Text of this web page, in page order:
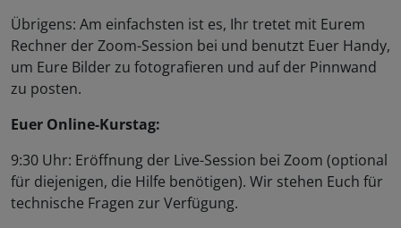
Übrigens: Am einfachsten ist es, Ihr tretet mit Eurem
Rechner der Zoom-Session bei und benutzt Euer Handy,
um Eure Bilder zu fotografieren und auf der Pinnwand
zu posten.
Euer Online-Kurstag:
9:30 Uhr: Eröffnung der Live-Session bei Zoom (optional
für diejenigen, die Hilfe benötigen). Wir stehen Euch für
technische Fragen zur Verfügung.